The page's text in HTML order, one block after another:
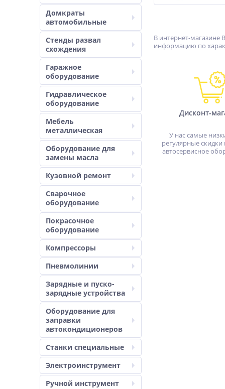
Домкраты
автомобильные
Стенды развал
схождения
Гаражное
оборудование
Гидравлическое
оборудование
Мебель
металлическая
Оборудование для
замены масла
Кузовной ремонт
Сварочное
оборудование
Покрасочное
оборудование
Компрессоры
Пневмолинии
Зарядные и пуско-
зарядные устройства
Оборудование для
заправки
автокондиционеров
Станки специальные
Электроинструмент
Ручной инструмент
В интернет-магазине
информацию по
Дисконт-
У нас самые
регулярные скидки
автосервисное